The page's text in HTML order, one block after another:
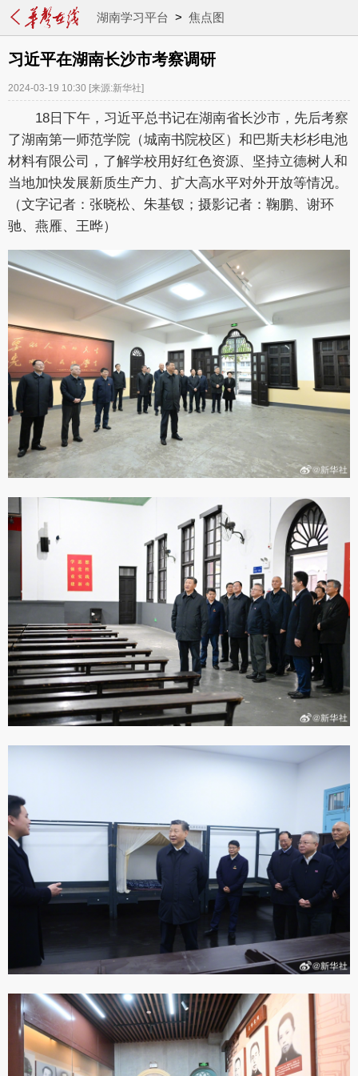
湖南学习平台 > 焦点图
习近平在湖南长沙市考察调研
2024-03-19 10:30 [来源:新华社]
18日下午，习近平总书记在湖南省长沙市，先后考察
了湖南第一师范学院（城南书院校区）和巴斯夫杉杉电池
材料有限公司，了解学校用好红色资源、坚持立德树人和
当地加快发展新质生产力、扩大高水平对外开放等情况。
（文字记者：张晓松、朱基钗；摄影记者：鞠鹏、谢环
驰、燕雁、王晔）